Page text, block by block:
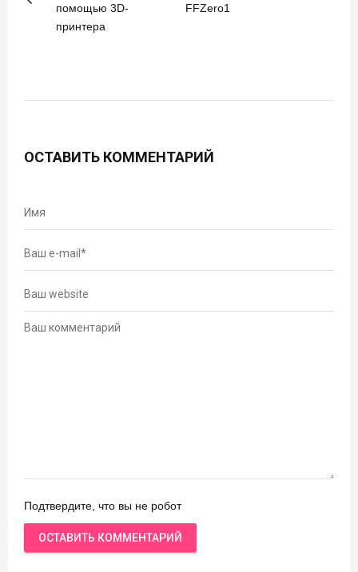
помощью 3D-
принтера
FFZero1
ОСТАВИТЬ КОММЕНТАРИЙ
Подтвердите, что вы не робот